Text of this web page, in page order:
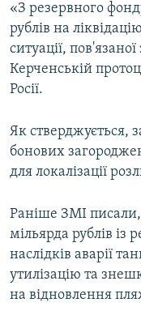
«З резервного
рублів на
ситуації,
Керченській
Росії.
Як стверджується,
бонових
для локалізації
Раніше ЗМІ
мільярда рублів із
наслідків аварії
утилізацію та
на відновлення